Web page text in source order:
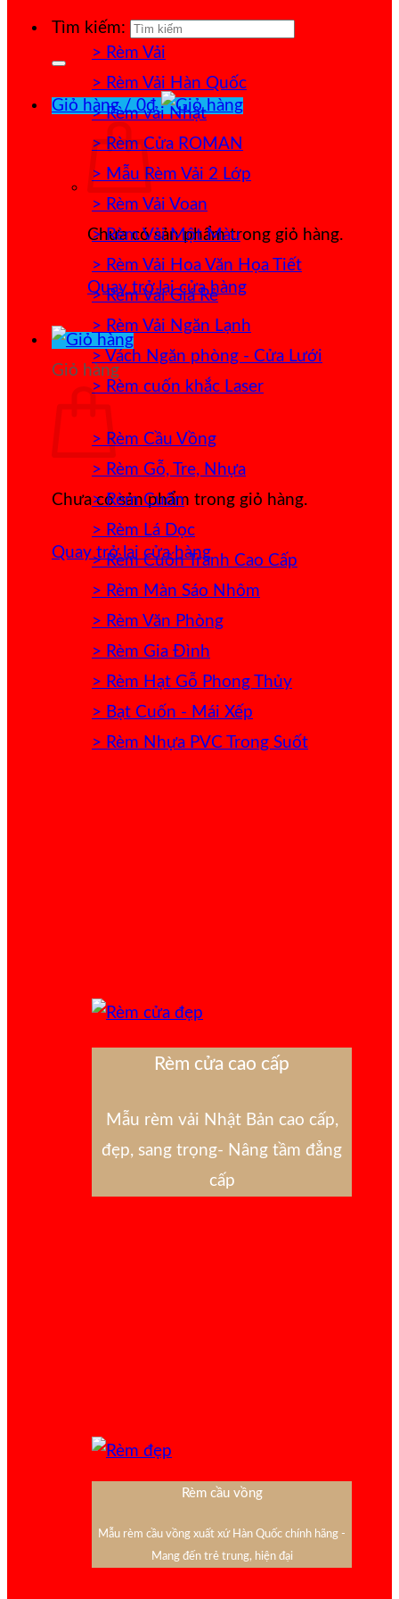
Tìm kiếm:
Giỏ hàng /0₫
Chưa có sản phẩm trong giỏ hàng.
Quay trở lại cửa hàng
Giỏ hàng
Chưa có sản phẩm trong giỏ hàng.
Quay trở lại cửa hàng
> Rèm Vải
> Rèm Vải Hàn Quốc
> Rèm vải Nhật
> Rèm Cửa ROMAN
> Mẫu Rèm Vải 2 Lớp
> Rèm Vải Voan
> Rèm Vải Một Màu
> Rèm Vải Hoa Văn Họa Tiết
> Rèm Vải Giá Rẻ
> Rèm Vải Ngăn Lạnh
> Vách Ngăn phòng - Cửa Lưới
> Rèm cuốn khắc Laser
> Rèm Cầu Vồng
> Rèm Gỗ, Tre, Nhựa
> Rèm Cuốn
> Rèm Lá Dọc
> Rèm Cuốn Tranh Cao Cấp
> Rèm Màn Sáo Nhôm
> Rèm Văn Phòng
> Rèm Gia Đình
> Rèm Hạt Gỗ Phong Thủy
> Bạt Cuốn - Mái Xếp
> Rèm Nhựa PVC Trong Suốt
Rèm cửa cao cấp
Mẫu rèm vải Nhật Bản cao cấp,
đẹp, sang trọng- Nâng tầm đẳng
cấp
Rèm cầu vồng
Mẫu rèm cầu vồng xuất xứ Hàn Quốc chính hãng -
Mang đến trẻ trung, hiện đại